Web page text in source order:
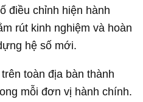
điều chỉnh hiện hành
rút kinh nghiệm và hoàn
hệ số mới.
toàn địa bàn thành
mỗi đơn vị hành chính.